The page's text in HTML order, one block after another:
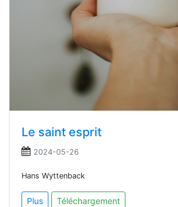
Le saint esprit
2024-05-26
Hans Wyttenback
Plus Téléchargement